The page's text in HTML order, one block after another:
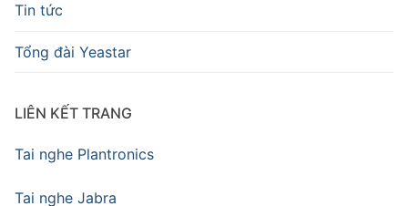
Tin tức
Tổng đài Yeastar
LIÊN KẾT TRANG
Tai nghe Plantronics
Tai nghe Jabra